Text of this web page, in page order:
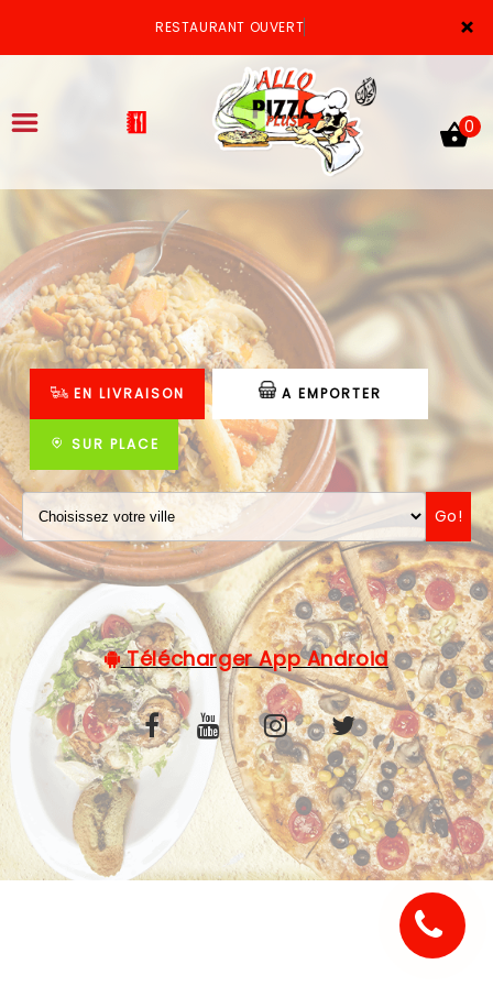
×
RESTAURANT OUVERT
ACCUEIL
LA CARTE
VOTRE COMPTE
NOTRE RESTAURANT
VOS AVIS
MENTIONS LÉGALES
0
EN LIVRAISON A EMPORTER
SUR PLACE
Go!
Télécharger App Android